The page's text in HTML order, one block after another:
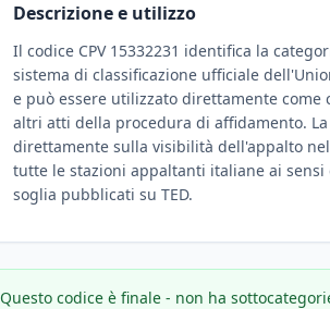
Descrizione e utilizzo
Il codice CPV 15332231 identifica la
sistema di classificazione ufficiale
e può essere utilizzato direttamente
altri atti della procedura di affidamento.
direttamente sulla visibilità dell'appalto
tutte le stazioni appaltanti italiane ai
soglia pubblicati su TED.
Questo codice è finale - non ha